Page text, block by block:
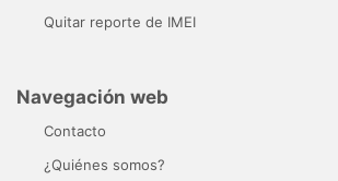
Quitar reporte de IMEI
Navegación web
Contacto
¿Quiénes somos?